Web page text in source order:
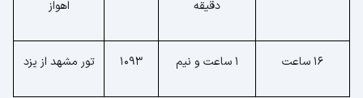
دقیقه اهواز
16 ساعت 1 ساعت و نیم 1093 تور مشهد از یزد